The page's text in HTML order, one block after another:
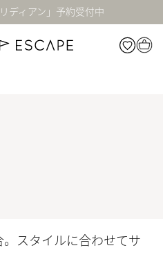
ディアン」予約受付中
スタイルに合わせてサ